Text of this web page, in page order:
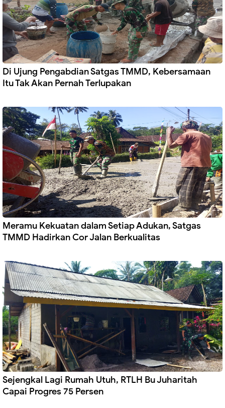
Di Ujung Pengabdian Satgas TMMD, Kebersamaan
Itu Tak Akan Pernah Terlupakan
Meramu Kekuatan dalam Setiap Adukan, Satgas
TMMD Hadirkan Cor Jalan Berkualitas
Sejengkal Lagi Rumah Utuh, RTLH Bu Juharitah
Capai Progres 75 Persen